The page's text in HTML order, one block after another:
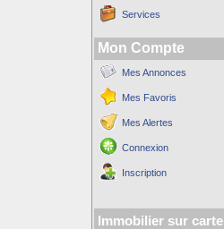
Services
Mon Compte
Mes Annonces
Mes Favoris
Mes Alertes
Connexion
Inscription
Immobilier sur carte